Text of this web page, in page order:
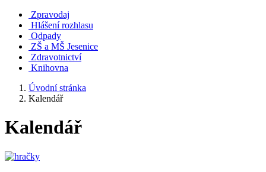
Zpravodaj
Hlášení rozhlasu
Odpady
ZŠ a MŠ Jesenice
Zdravotnictví
Knihovna
Úvodní stránka
Kalendář
Kalendář